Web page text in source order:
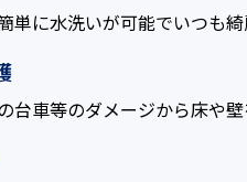
単に水洗いが可能でいつも綺
台車等のダメージから床や壁